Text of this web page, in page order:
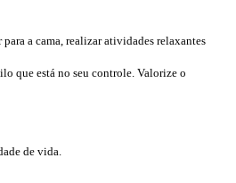
a cama, realizar atividades relaxantes
que está no seu controle. Valorize o
de vida.